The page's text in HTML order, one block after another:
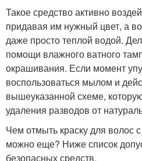
Такое средство активно
придавая им нужный цвет, а
даже просто теплой водой.
помощи влажного ватного
окрашивания. Если момент
воспользоваться мылом и
вышеуказанной схеме,
удаления разводов от
Чем отмыть краску для волос
можно еще? Ниже список
безопасных средств.